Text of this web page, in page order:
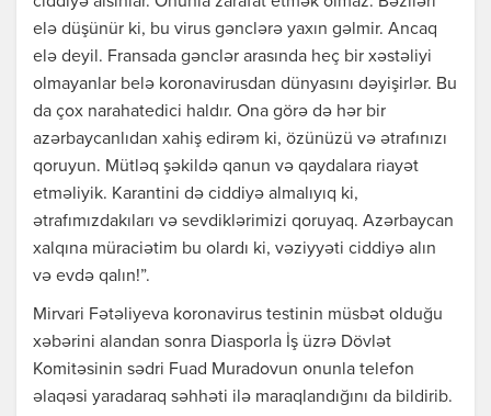
elə düşünür ki, bu virus gənclərə yaxın gəlmir. Ancaq
elə deyil. Fransada gənclər arasında heç bir xəstəliyi
olmayanlar belə koronavirusdan dünyasını dəyişirlər. Bu
da çox narahatedici haldır. Ona görə də hər bir
azərbaycanlıdan xahiş edirəm ki, özünüzü və ətrafınızı
qoruyun. Mütləq şəkildə qanun və qaydalara riayət
etməliyik. Karantini də ciddiyə almalıyıq ki,
ətrafımızdakıları və sevdiklərimizi qoruyaq. Azərbaycan
xalqına müraciətim bu olardı ki, vəziyyəti ciddiyə alın
və evdə qalın!”.
Mirvari Fətəliyeva koronavirus testinin müsbət olduğu
xəbərini alandan sonra Diasporla İş üzrə Dövlət
Komitəsinin sədri Fuad Muradovun onunla telefon
əlaqəsi yaradaraq səhhəti ilə maraqlandığını da bildirib.